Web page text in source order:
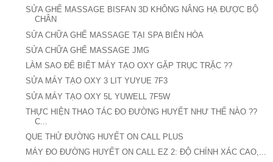
SỬA GHẾ MASSAGE BISFAN 3D KHÔNG NÂNG HẠ ĐƯỢC BỘ
CHÂN
SỬA CHỮA GHẾ MASSAGE TẠI SPA BIÊN HÒA
SỬA CHỮA GHẾ MASSAGE JMG
LÀM SAO ĐỂ BIẾT MÁY TẠO OXY GẶP TRỤC TRẶC ??
SỬA MÁY TẠO OXY 3 LIT YUYUE 7F3
SỬA MÁY TẠO OXY 5L YUWELL 7F5W
THỰC HIỆN THAO TÁC ĐO ĐƯỜNG HUYẾT NHƯ THẾ NÀO ??
C...
QUE THỬ ĐƯỜNG HUYẾT ON CALL PLUS
MÁY ĐO ĐƯỜNG HUYẾT ON CALL EZ 2: ĐỘ CHÍNH XÁC CAO,...